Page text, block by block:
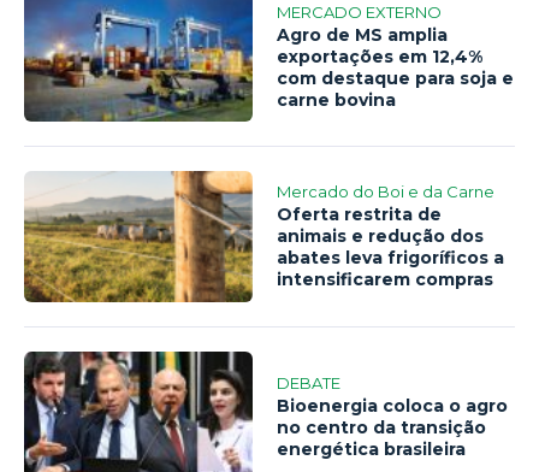
MERCADO EXTERNO
Agro de MS amplia
exportações em 12,4%
com destaque para soja e
carne bovina
Mercado do Boi e da Carne
Oferta restrita de
animais e redução dos
abates leva frigoríficos a
intensificarem compras
DEBATE
Bioenergia coloca o agro
no centro da transição
energética brasileira